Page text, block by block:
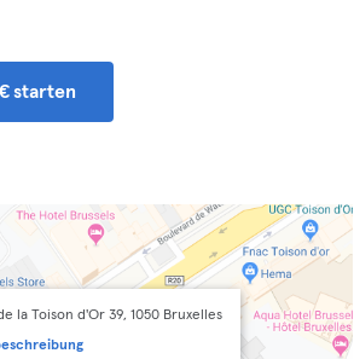
starten
la Toison d'Or 39, 1050 Bruxelles